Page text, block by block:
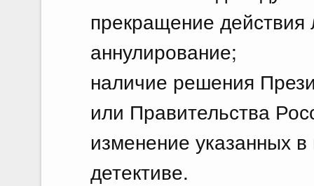
прекращение
аннулирование;
наличие решения
или Правительства
изменение указанных
детективе.